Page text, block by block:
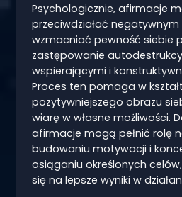
Psychologicznie, afirmacje
przeciwdziałać
wzmacniać pewność siebie
zastępowanie
wspierającymi i
Proces ten pomaga w
pozytywniejszego obrazu
wiarę w własne możliwości.
afirmacje mogą pełnić rolę
budowaniu motywacji i
osiąganiu określonych
się na lepsze wyniki w